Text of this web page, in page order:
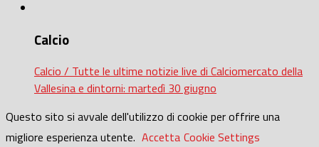
Calcio
Calcio / Tutte le ultime notizie live di Calciomercato della
Vallesina e dintorni: martedì 30 giugno
Questo sito si avvale dell'utilizzo di cookie per offrire una
migliore esperienza utente. Accetta Cookie Settings